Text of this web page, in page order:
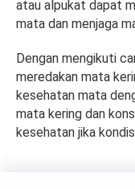
atau alpukat dapat
mata dan menjaga
Dengan mengikuti
meredakan mata
kesehatan mata
mata kering dan
kesehatan jika